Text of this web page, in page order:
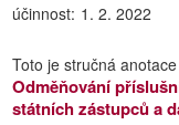
účinnost: 1. 2. 2022
Toto je stručná
Odměňování
státních zástupců a